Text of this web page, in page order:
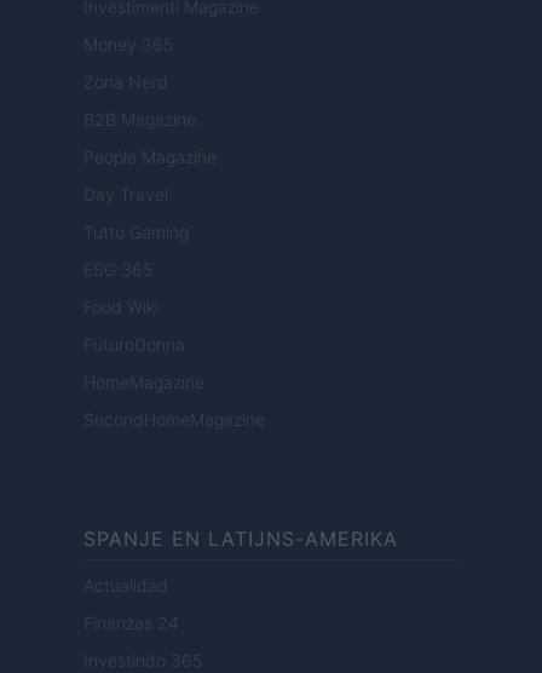
Investimenti Magazine
Money 365
Zona Nerd
B2B Magazine
People Magazine
Day Travel
Tutto Gaming
ESG 365
Food Wiki
FuturoDonna
HomeMagazine
SecondHomeMagazine
SPANJE EN LATIJNS-AMERIKA
Actualidad
Finanzas 24
Investindo 365